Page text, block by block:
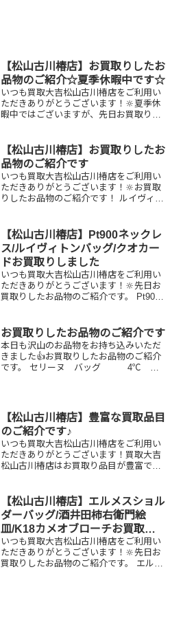
【松山古川椿店】お買取りしたお
品物のご紹介☆夏季休暇中です☆
いつも買取大吉松山古川椿店をご利用い
ただきありがとうございます！🔆夏季休
暇中ではございますが、先日お買取りし
フトカードお家で眠っているお品物はご
ざいませんか？そのお...
【松山古川椿店】お買取りしたお
品物のご紹介です
いつも買取大吉松山古川椿店をご利用い
ただきありがとうございます！🔆お買取
りしたお品物のご紹介です！ ルイヴィト
品物はございませんか？そのお品物ぜ
ひ！買取大吉松山古川...
【松山古川椿店】Pt900ネックレ
ス/ルイヴィトンバッグ/クオカー
ドお買取りしました
いつも買取大吉松山古川椿店をご利用い
ただきありがとうございます！🔆先日お
買取りしたお品物のご紹介です。 Pt900
いませんか？ぜひ買取大吉松山古川椿店
にお査定させてく...
お買取りしたお品物のご紹介です
本日も沢山のお品物をお持ち込みいただ
きました👍お買取りしたお品物のご紹介
です。 セリーヌ バッグ 4℃ ネ
お家で眠っているお品...
【松山古川椿店】豊富な買取品目
のご紹介です♪
いつも買取大吉松山古川椿店をご利用い
ただきありがとうございます！買取大吉
松山古川椿店はお買取り品目が豊富で
たものや、片手でお持ちいただけるもの
ならお買取りできるお品が...
【松山古川椿店】エルメスショル
ダーバッグ/酒井田柿右衛門絵
皿/K18カメオブローチお買取り
しました
いつも買取大吉松山古川椿店をご利用い
ただきありがとうございます！🔆先日お
買取りしたお品物のご紹介です。 エルメ